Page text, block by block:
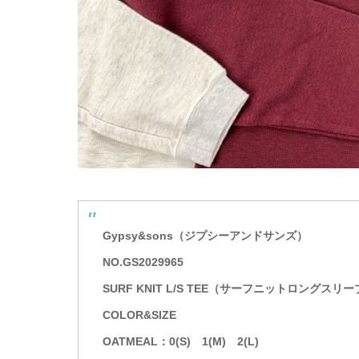
Gypsy&sons（ジプシーアンドサンズ）
NO.GS2029965
SURF KNIT L/S TEE（サーフニットロングスリー
COLOR&SIZE
OATMEAL：0(S) 1(M) 2(L)